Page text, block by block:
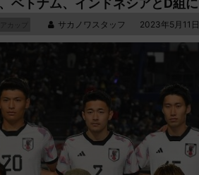
ベトナム、インドネシアとD組に
サカノワスタッフ 2023年5月11日